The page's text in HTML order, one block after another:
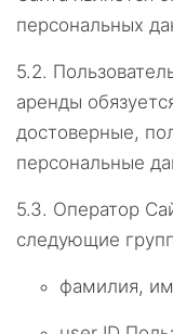
персональных
5.2.
аренды
достоверные,
персональные
5.3. Оператор
следующие
фамилия,